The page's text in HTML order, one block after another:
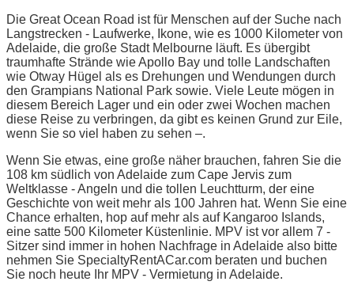
Die Great Ocean Road ist für Menschen auf der Suche nach
Langstrecken - Laufwerke, Ikone, wie es 1000 Kilometer von
Adelaide, die große Stadt Melbourne läuft. Es übergibt
traumhafte Strände wie Apollo Bay und tolle Landschaften
wie Otway Hügel als es Drehungen und Wendungen durch
den Grampians National Park sowie. Viele Leute mögen in
diesem Bereich Lager und ein oder zwei Wochen machen
diese Reise zu verbringen, da gibt es keinen Grund zur Eile,
wenn Sie so viel haben zu sehen –.
Wenn Sie etwas, eine große näher brauchen, fahren Sie die
108 km südlich von Adelaide zum Cape Jervis zum
Weltklasse - Angeln und die tollen Leuchtturm, der eine
Geschichte von weit mehr als 100 Jahren hat. Wenn Sie eine
Chance erhalten, hop auf mehr als auf Kangaroo Islands,
eine satte 500 Kilometer Küstenlinie. MPV ist vor allem 7 -
Sitzer sind immer in hohen Nachfrage in Adelaide also bitte
nehmen Sie SpecialtyRentACar.com beraten und buchen
Sie noch heute Ihr MPV - Vermietung in Adelaide.